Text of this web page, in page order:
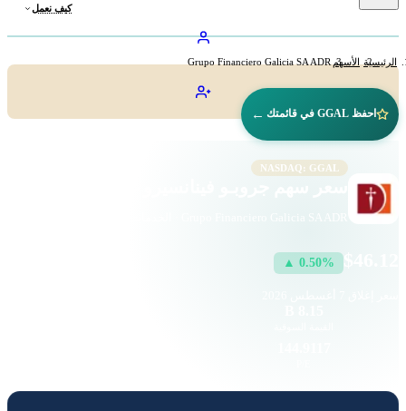
كيف نعمل
الرئيسية الأسهم Grupo Financiero Galicia SA ADR
احفظ GGAL في قائمتك ←
NASDAQ: GGAL
▲ 0.50%